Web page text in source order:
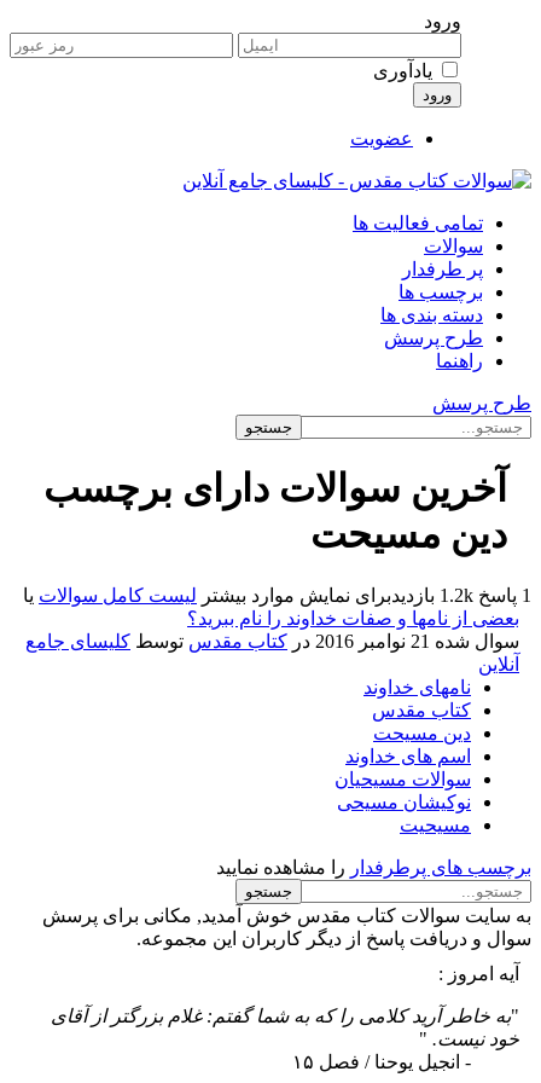
ورود
یادآوری
عضویت
تمامی فعالیت ها
سوالات
پر طرفدار
برچسب ها
دسته بندی ها
طرح پرسش
راهنما
طرح پرسش
آخرین سوالات دارای برچسب
دین مسیحت
1 پاسخ 1.2k بازدید
بعضی از نامها و صفات خداوند را نام ببرید؟
سوال شده 21 نوامبر 2016 در کتاب مقدس توسط کلیسای جامع
آنلاین
نامهای خداوند
کتاب مقدس
دین مسیحت
اسم های خداوند
سوالات مسیحیان
نوکیشان مسیحی
مسیحیت
برای نمایش موارد بیشتر لیست کامل سوالات یا
برچسب های پرطرفدار را مشاهده نمایید
به سایت سوالات کتاب مقدس خوش آمدید, مکانی برای پرسش
سوال و دریافت پاسخ از دیگر کاربران این مجموعه.
آیه امروز :
"به خاطر آرید کلامی را که به شما گفتم: غلام بزرگتر از آقای
خود نیست. "
- انجیل یوحنا / فصل ۱۵